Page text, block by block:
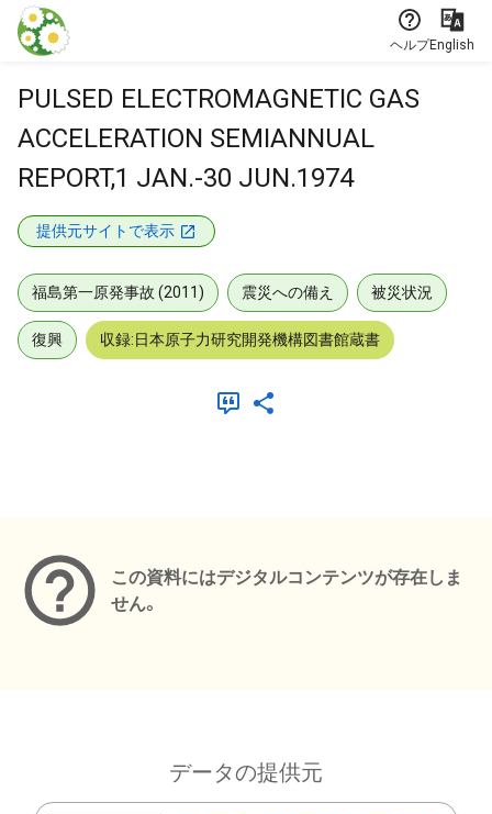
本文に飛ぶ
ヘルプEnglish
PULSED ELECTROMAGNETIC GAS
ACCELERATION SEMIANNUAL
REPORT,1 JAN.-30 JUN.1974
提供元サイトで表示
福島第一原発事故 (2011) 震災への備え 被災状況
復興 収録:日本原子力研究開発機構図書館蔵書
この資料にはデジタルコンテンツが存在しま
せん。
データの提供元